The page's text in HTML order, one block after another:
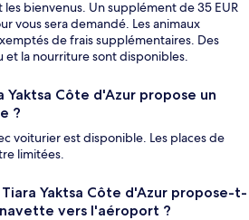
les bienvenus. Un supplément de 35 EUR
vous sera demandé. Les animaux
de frais supplémentaires. Des
et la nourriture sont disponibles.
Yaktsa Côte d'Azur propose un
?
voiturier est disponible. Les places de
limitées.
Yaktsa Côte d'Azur propose-t-
vers l'aéroport ?